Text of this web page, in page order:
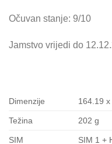
Očuvan stanje: 9/10
Jamstvo vrijedi do
Dimenzije 164.19
Težina 202 g
SIM SIM 1 +